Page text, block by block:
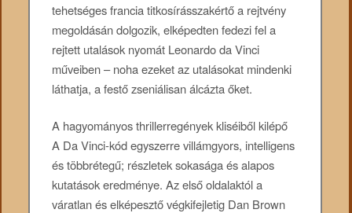
tehetséges francia titkosírásszakértő a rejtvény
megoldásán dolgozik, elképedten fedezi fel a
rejtett utalások nyomát Leonardo da Vinci
műveiben – noha ezeket az utalásokat mindenki
láthatja, a festő zseniálisan álcázta őket.
A hagyományos thrillerregények kliséiből kilépő
A Da Vinci-kód egyszerre villámgyors, intelligens
és többrétegű; részletek sokasága és alapos
kutatások eredménye. Az első oldalaktól a
váratlan és elképesztő végkifejletig Dan Brown